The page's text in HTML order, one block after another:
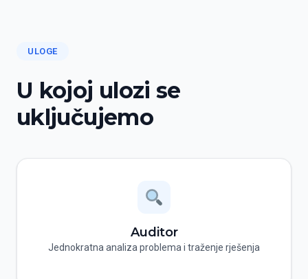
ULOGE
U kojoj ulozi se
uključujemo
Auditor
Jednokratna analiza problema i traženje rješenja